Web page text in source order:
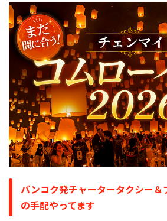
バンコク発チャータータクシー＆
の手配やってます